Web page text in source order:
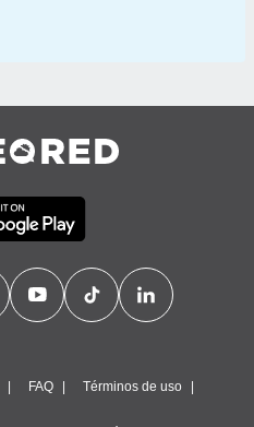
FAQ Términos de uso